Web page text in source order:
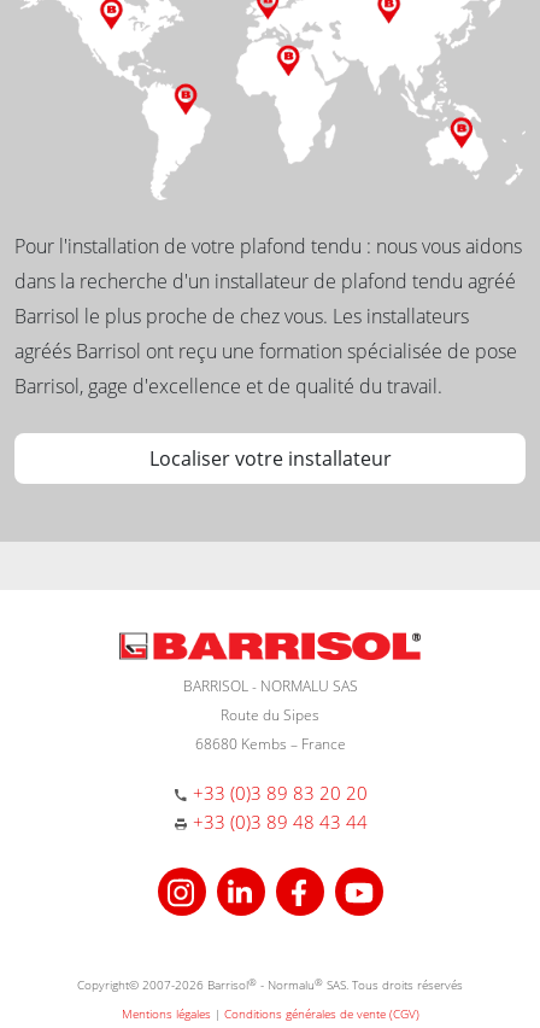
Pour l'installation de votre plafond tendu : nous vous aidons
dans la recherche d'un installateur de plafond tendu agréé
Barrisol le plus proche de chez vous. Les installateurs
agréés Barrisol ont reçu une formation spécialisée de pose
Barrisol, gage d'excellence et de qualité du travail.
Localiser votre installateur
BARRISOL - NORMALU SAS
Route du Sipes
68680 Kembs – France
+33 (0)3 89 83 20 20
+33 (0)3 89 48 43 44
Copyright© 2007-2026 Barrisol® - Normalu® SAS. Tous droits réservés
Mentions légales| Conditions générales de vente (CGV)